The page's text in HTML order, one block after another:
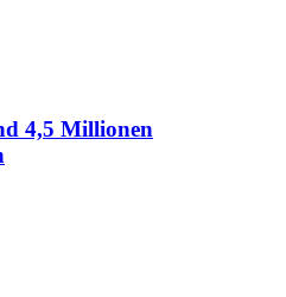
4,5 Millionen